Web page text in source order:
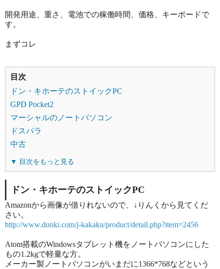
開発用途、重さ、電池での稼働時間、価格、キーボードで
す。
まずコレ
目次
ドン・キホーテのストイックPC
GPD Pocket2
マーシャルのノートパソコン
ドスパラ
中古
▼ 目次をもっと見る
ドン・キホーテのストイックPC
Amazonから画像が借りれないので、↓りんくから見てくだ
さい。
http://www.donki.com/j-kakaku/product/detail.php?item=2456
Atom搭載のWindowsタブレット機をノートパソコンにした
もの1.2kgで軽量な方。
メーカー製ノートパソコンがいまだに1366*768などという